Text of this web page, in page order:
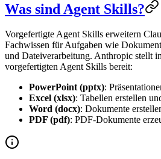
Was sind Agent Skills?
Vorgefertigte Agent Skills erweitern
Fachwissen für Aufgaben wie
und Dateiverarbeitung. Anthropic stellt
vorgefertigten Agent Skills bereit:
PowerPoint (pptx):
Excel (xlsx): Tabellen erstellen
Word (docx): Dokumente
PDF (pdf): PDF-Dokumente